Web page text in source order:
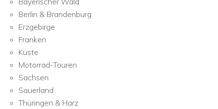
Berlin & Brandenburg
Erzgebirge
Franken
Küste
Motorrad-Touren
Sachsen
Sauerland
Thüringen & Harz